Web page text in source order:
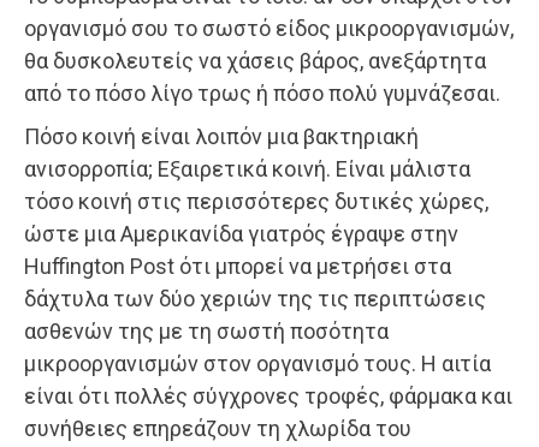
οργανισμό σου το σωστό είδος μικροοργανισμών,
θα δυσκολευτείς να χάσεις βάρος, ανεξάρτητα
από το πόσο λίγο τρως ή πόσο πολύ γυμνάζεσαι.
Πόσο κοινή είναι λοιπόν μια βακτηριακή
ανισορροπία; Εξαιρετικά κοινή. Είναι μάλιστα
τόσο κοινή στις περισσότερες δυτικές χώρες,
ώστε μια Αμερικανίδα γιατρός έγραψε στην
Huffington Post ότι μπορεί να μετρήσει στα
δάχτυλα των δύο χεριών της τις περιπτώσεις
ασθενών της με τη σωστή ποσότητα
μικροοργανισμών στον οργανισμό τους. Η αιτία
είναι ότι πολλές σύγχρονες τροφές, φάρμακα και
συνήθειες επηρεάζουν τη χλωρίδα του